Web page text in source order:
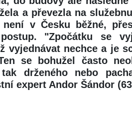
a převezla na
není v Česku běžné,
"Zpočátku se
vyjednávat nechce a je
se bohužel často
drženého nebo
expert Andor Šándor